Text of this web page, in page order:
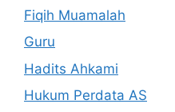
Fiqih Muamalah
Guru
Hadits Ahkami
Hukum Perdata AS